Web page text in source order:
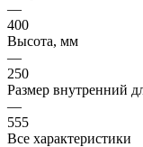
—
400
Высота, мм
—
250
Размер внутренний
—
555
Все характеристики